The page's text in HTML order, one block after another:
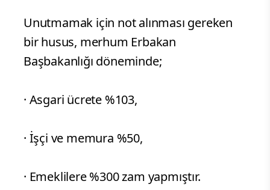
Unutmamak için not alınması gereken
bir husus, merhum Erbakan
Başbakanlığı döneminde;
· Asgari ücrete %103,
· İşçi ve memura %50,
· Emeklilere %300 zam yapmıştır.